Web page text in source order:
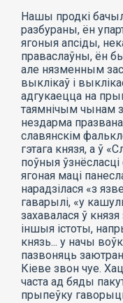
Нашы продкі
разбураны, ён
ягоныя апсіды,
праваслаўны, ён
але нязменным
выклікаў і
адгукаецца на
таямнічым чынам
нездарма
славянскім
гэтага князя, а ў
поўныя
ягоная маці
нарадзілася «з
гаварылі, «у
захавалася ў
іншыя істоты,
князь... у начы
пазвоняць
Кіеве звон чуе.
часта ад бяды
прыпеўку